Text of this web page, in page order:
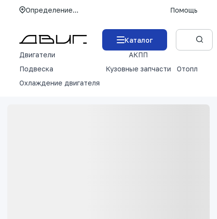
Определение... Помощь
Каталог
Двигатели
АКПП
Подвеска
Кузовные запчасти
Отопление
Охлаждение двигателя